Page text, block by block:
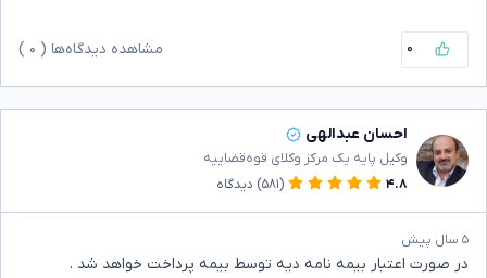
۰ مشاهده دیدگاه‌ها ( ۰
احسان عبدالهی
وکیل پایه یک مرکز وکلای قوه‌قضاییه
۴.۸
(۵۸۱) دیدگاه
۵ سال پیش
در صورت اعتبار بیمه نامه دیه توسط بیمه پرداخت خواهد شد .